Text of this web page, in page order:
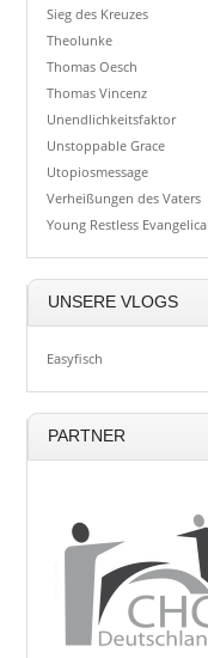
Sieg des Kreuzes
Theolunke
Thomas Oesch
Thomas Vincenz
Unendlichkeitsfaktor
Unstoppable Grace
Utopiosmessage
Verheißungen des Vaters
Young Restless Evangelical
UNSERE VLOGS
Easyfisch
PARTNER